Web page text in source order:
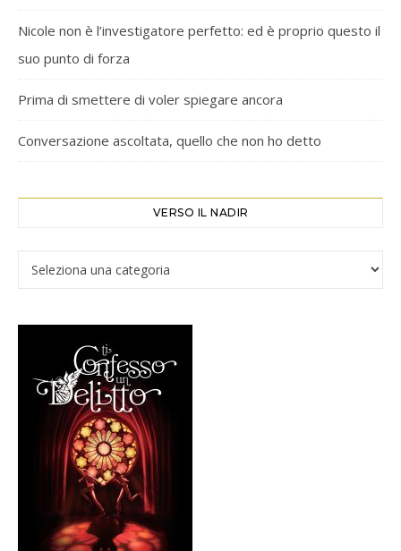
Nicole non è l’investigatore perfetto: ed è proprio questo il
suo punto di forza
Prima di smettere di voler spiegare ancora
Conversazione ascoltata, quello che non ho detto
VERSO IL NADIR
Verso il Nadir